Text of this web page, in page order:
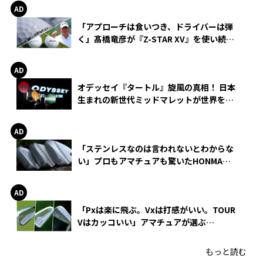
「アプローチは食いつき、ドライバーは弾
く」髙橋竜彦が『Z-STAR XV』を使い続け
オデッセイ『タートル』旋風の真相！ 日本
生まれの新世代ミッドマレットが世界を席
「ステンレスなのは言われないとわからな
い」プロもアマチュアも驚いたHONMA
「Pxは楽に飛ぶ。Vxは打感がいい。TOUR
Vはカッコいい」アマチュアが選ぶ
もっと読む